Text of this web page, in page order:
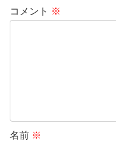
コメント ※
名前 ※